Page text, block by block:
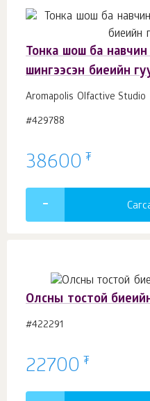
Тонка шош ба
шингээсэн биеийн
Aromapolis Olfactive Studio
#429788
38600 ₮
Олсны тостой
#422291
22700 ₮